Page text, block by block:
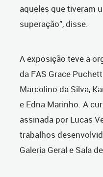
aqueles que tiveram
superação”, disse.
A exposição teve a
da FAS Grace
Marcolino da Silva,
e Edna Marinho. A
assinada por Lucas
trabalhos
Galeria Geral e Sala